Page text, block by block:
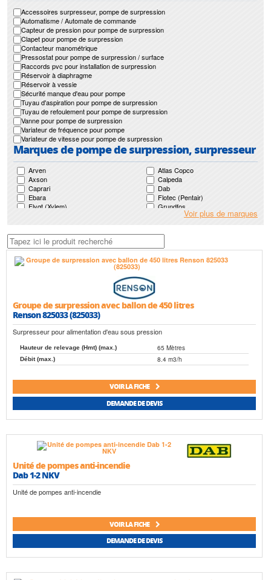
Accessoires surpresseur, pompe de surpression
Automatisme / Automate de commande
Capteur de pression pour pompe de surpression
Clapet pour pompe de surpression
Contacteur manométrique
Pressostat pour pompe de surpression / surface
Raccords pvc pour installation de surpression
Réservoir à diaphragme
Réservoir à vessie
Sécurité manque d'eau pour pompe
Tuyau d'aspiration pour pompe de surpression
Tuyau de refoulement pour pompe de surpression
Vanne pour pompe de surpression
Variateur de fréquence pour pompe
Variateur de vitesse pour pompe de surpression
Marques de pompe de surpression, surpresseur
Arven
Atlas Copco
Axson
Calpeda
Caprari
Dab
Ebara
Flotec (Pentair)
Flygt (Xylem)
Grundfos
Guinard Loisirs
Jetly
Ksb
Leroy Somer
Motralec
Mr Pompes
Nocchi (Pentair)
Pedrollo
Voir plus de marques
Groupe de surpression avec ballon de 450 litres
Renson 825033 (825033)
Surpresseur pour alimentation d'eau sous pression
Hauteur de relevage (Hmt) (max.) 65 Mètres
Débit (max.) 8.4 m3/h
VOIR LA FICHE
DEMANDE DE DEVIS
Unité de pompes anti-incendie
Dab 1-2 NKV
Unité de pompes anti-incendie
VOIR LA FICHE
DEMANDE DE DEVIS